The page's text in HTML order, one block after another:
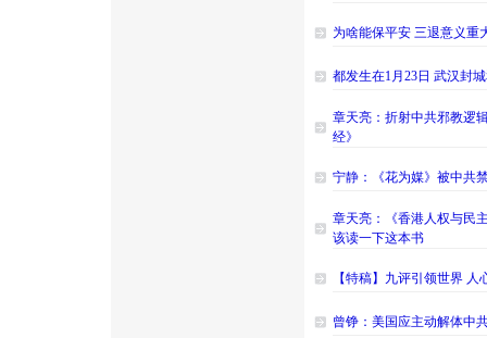
为啥能保平安 三退意义重
都发生在1月23日 武汉封
章天亮：折射中共邪教逻
经》
宁静：《花为媒》被中共
章天亮：《香港人权与民
该读一下这本书
【特稿】九评引领世界 人
曾铮：美国应主动解体